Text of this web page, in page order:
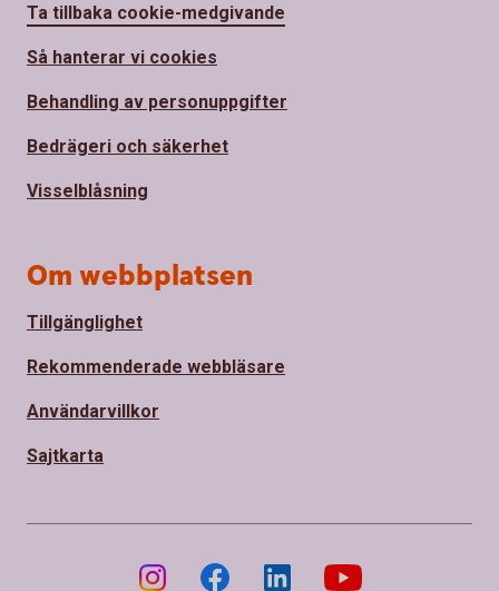
Ta tillbaka cookie-medgivande
Så hanterar vi cookies
Behandling av personuppgifter
Bedrägeri och säkerhet
Visselblåsning
Om webbplatsen
Tillgänglighet
Rekommenderade webbläsare
Användarvillkor
Sajtkarta